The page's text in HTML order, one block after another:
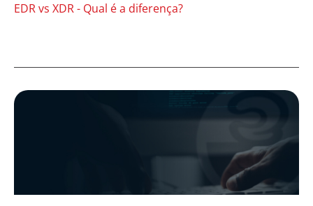
EDR vs XDR - Qual é a diferença?